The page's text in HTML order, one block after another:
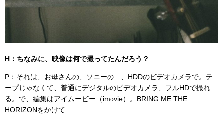
H：ちなみに、映像は何で撮ってたんだろう？
P：それは、お母さんの、ソニーの…、HDDのビデオカメラで。テ
ープじゃなくて、普通にデジタルのビデオカメラ、フルHDで撮れ
る。で、編集はアイムービー（imovie）。BRING ME THE
HORIZONをかけて…